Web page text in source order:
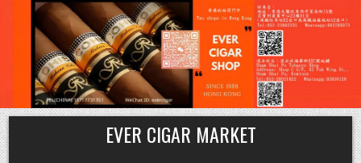
Skip
to
content
EVER CIGAR MARKET